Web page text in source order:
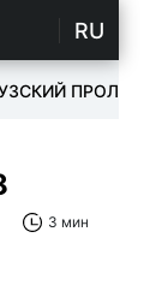
RU
ПРОЛИВ
3 мин